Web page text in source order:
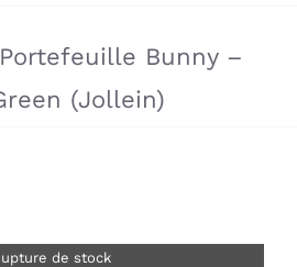
Bunny –
(Jollein)
de stock